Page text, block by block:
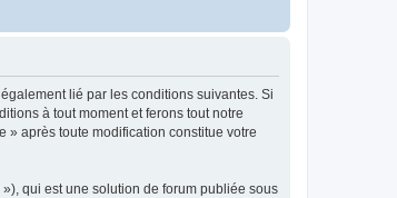
lié par les conditions suivantes. Si
à tout moment et ferons tout notre
» après toute modification constitue votre
qui est une solution de forum publiée sous